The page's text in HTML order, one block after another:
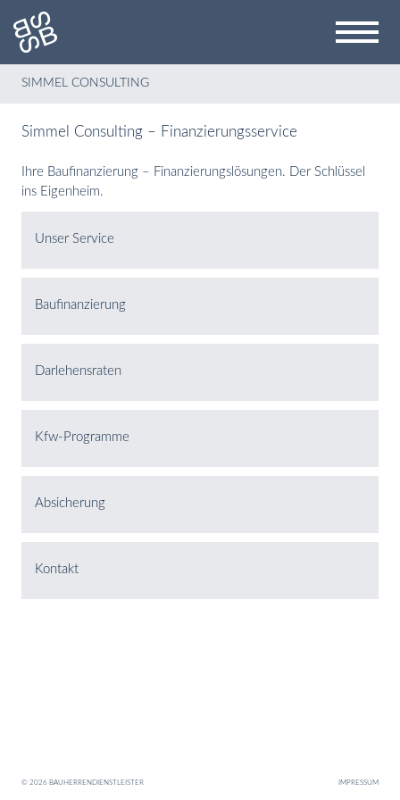
Menü
SIMMEL CONSULTING
Simmel Consulting – Finanzierungsservice
Ihre Baufinanzierung – Finanzierungslösungen. Der Schlüssel
ins Eigenheim.
Unser Service
Baufinanzierung
Darlehensraten
Kfw-Programme
Absicherung
Kontakt
© 2026 BAUHERRENDIENSTLEISTER IMPRESSUM